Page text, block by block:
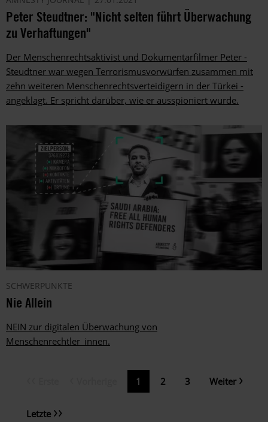
Peter Steudtner: "Nicht selten führt Überwachung
zu Verhaftungen"
Der Menschenrechtsaktivist und Dokumentarfilmer Peter ­
Steudtner war wegen Terrorismusvorwürfen zusammen mit
zehn weiteren Menschenrechtsverteidigern in der Türkei ­
angeklagt. Er spricht darüber, wie er ­ausspioniert wurde.
SCHWERPUNKTE
Nie Allein
NEIN zur digitalen Überwachung von
Menschenrechtler_innen.
Aktuelle
Seite
1 Page
2 Page
3
Nächste
Weiter
Letzte
Letzte